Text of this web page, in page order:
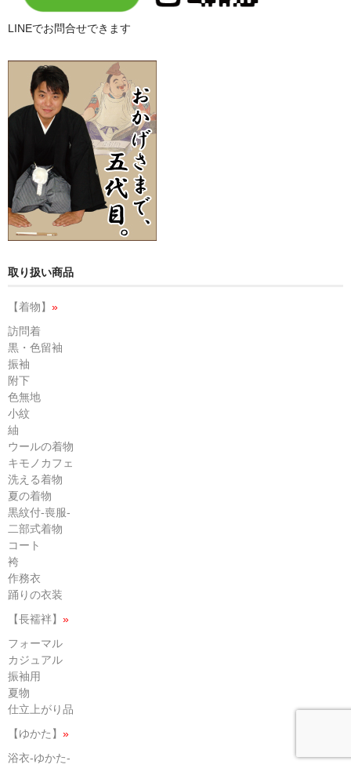
LINEでお問合せできます
取り扱い商品
【着物】 »
訪問着
黒・色留袖
振袖
附下
色無地
小紋
紬
ウールの着物
キモノカフェ
洗える着物
夏の着物
黒紋付-喪服-
二部式着物
コート
袴
作務衣
踊りの衣装
【長襦袢】 »
フォーマル
カジュアル
振袖用
夏物
仕立上がり品
【ゆかた】 »
浴衣-ゆかた-